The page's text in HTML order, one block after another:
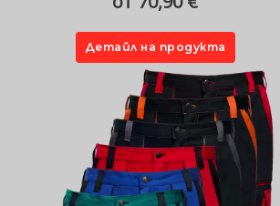
Детайл на продукта